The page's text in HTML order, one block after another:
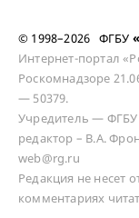
© 1998–2026 ФГБУ
Интернет-портал
Роскомнадзоре
— 50379.
Учредитель — ФГБУ
редактор – В.А.
web@rg.ru
Редакция не несет
комментариях